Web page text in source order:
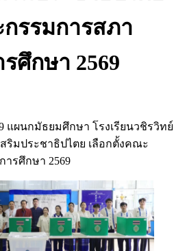
รรมการสภา
ศึกษา 2569
แผนกมัธยมศึกษา โรงเรียนวชิรวิทย์
ริมประชาธิปไตย เลือกตั้งคณะ
ารศึกษา 2569